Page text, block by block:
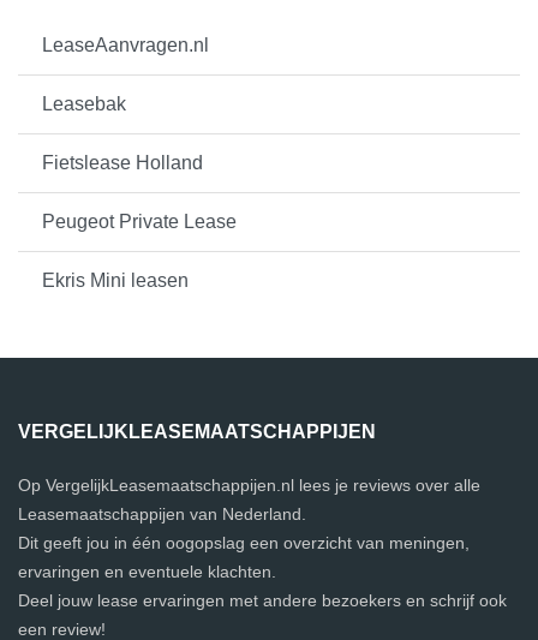
LeaseAanvragen.nl
Leasebak
Fietslease Holland
Peugeot Private Lease
Ekris Mini leasen
VERGELIJKLEASEMAATSCHAPPIJEN
Op VergelijkLeasemaatschappijen.nl lees je reviews over alle
Leasemaatschappijen van Nederland.
Dit geeft jou in één oogopslag een overzicht van meningen,
ervaringen en eventuele klachten.
Deel jouw lease ervaringen met andere bezoekers en schrijf ook
een review!